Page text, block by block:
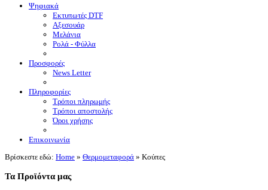
Ψηφιακά
Eκτυπωτές DTF
Αξεσουάρ
Μελάνια
Ρολά - Φύλλα
Προσφορές
News Letter
Πληροφορίες
Τρόποι πληρωμής
Τρόποι αποστολής
Όροι χρήσης
Επικοινωνία
Βρίσκεστε εδώ: Home » Θερμομεταφορά » Κούπες
Τα Προϊόντα μας